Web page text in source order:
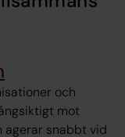
och
mot
snabbt vid